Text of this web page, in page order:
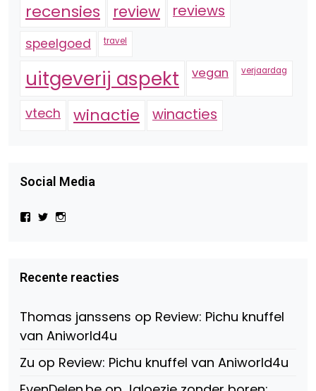
recensies review reviews
speelgoed travel
uitgeverij aspekt vegan verjaardag
vtech winactie winacties
Social Media
Bekijk
Beauty-
147775071915783/?
Facebook
Bekijk
op
Twitter
op
Instagram
Recente reacties
Thomas janssens op Review: Pichu knuffel
van Aniworld4u
Zu op Review: Pichu knuffel van Aniworld4u